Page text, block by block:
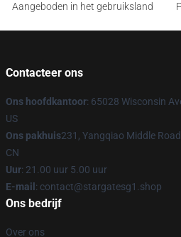
Aangeboden in het gebruiksland
Contacteer ons
Ons hoofdkantoor: 65028 Wisconsin
US
Ons pakhuis231, Yangqiao Middle
CN
Uur: 21.00 uur 5.00 uur
E-mail : contact@stargatesg1.shop
Ons bedrijf
Over ons